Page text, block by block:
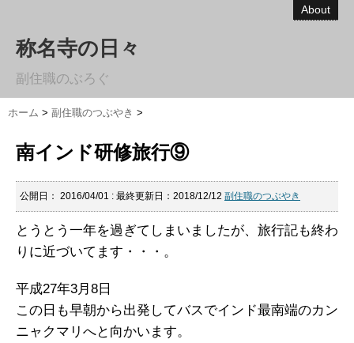
About
称名寺の日々
副住職のぶろぐ
ホーム > 副住職のつぶやき >
南インド研修旅行⑨
公開日： 2016/04/01 : 最終更新日：2018/12/12 副住職のつぶやき
とうとう一年を過ぎてしまいましたが、旅行記も終わ
りに近づいてます・・・。
平成27年3月8日
この日も早朝から出発してバスでインド最南端のカン
ニャクマリへと向かいます。